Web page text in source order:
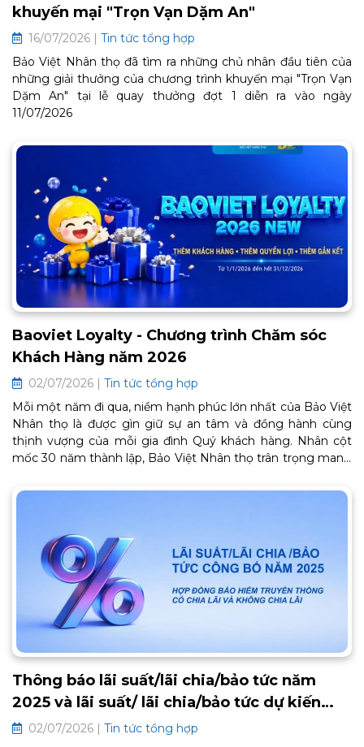
khuyến mại "Trọn Vạn Dặm An"
16/07/2026 | Tin tức tổng hợp
Bảo Việt Nhân thọ đã tìm ra những chủ nhân đầu tiên của
những giải thưởng của chương trình khuyến mại "Trọn Vạn
Dặm An" tại lễ quay thưởng đợt 1 diễn ra vào ngày
11/07/2026
Baoviet Loyalty - Chương trình Chăm sóc
Khách Hàng năm 2026
02/07/2026 | Tin tức tổng hợp
Mỗi một năm đi qua, niềm hạnh phúc lớn nhất của Bảo Việt
Nhân thọ là được gìn giữ sự an tâm và đồng hành cùng
thịnh vượng của mỗi gia đình Quý khách hàng. Nhân cột
mốc 30 năm thành lập, Bảo Việt Nhân thọ trân trọng mang
Loyalty 2026. Đây là lời cảm ơn chân thành từ trái tim, tiếp
Thông báo lãi suất/lãi chia/bảo tức năm
2025 và lãi suất/ lãi chia/bảo tức dự kiến
2026 các hợp đồng bảo hiểm truyền thống
02/07/2026 | Tin tức tổng hợp